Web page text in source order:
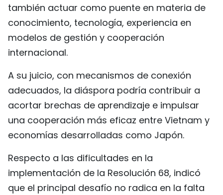
también actuar como puente en materia de
conocimiento, tecnología, experiencia en
modelos de gestión y cooperación
internacional.
A su juicio, con mecanismos de conexión
adecuados, la diáspora podría contribuir a
acortar brechas de aprendizaje e impulsar
una cooperación más eficaz entre Vietnam y
economías desarrolladas como Japón.
Respecto a las dificultades en la
implementación de la Resolución 68, indicó
que el principal desafío no radica en la falta